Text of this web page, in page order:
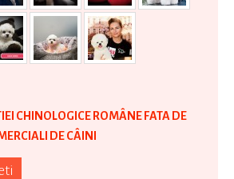
CHINOLOGICE ROMÂNE FATA DE
DE CÂINI